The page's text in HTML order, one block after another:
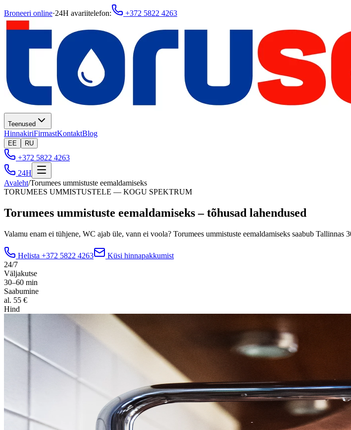
Broneeri online·24H avariitelefon: +372 5822 4263
Teenused
HinnakiriFirmastKontaktBlog
EE RU
+372 5822 4263
24H
Avaleht/Torumees ummistuste eemaldamiseks
TORUMEES UMMISTUSTELE — KOGU SPEKTRUM
Torumees ummistuste eemaldamiseks – tõhusad lahendused
Valamu enam ei tühjene, WC ajab üle, vann ei voola? Torumees ummistuste eemaldamiseks saabub
Helista +372 5822 4263
Küsi hinnapakkumist
24/7
Väljakutse
30–60 min
Saabumine
al. 55 €
Hind